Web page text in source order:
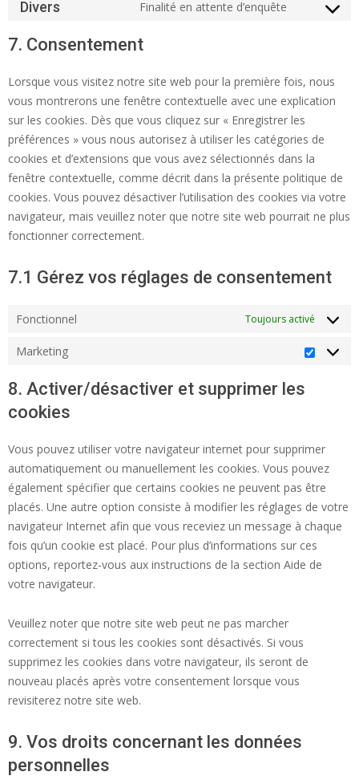
Divers Finalité en attente d’enquête
Consent
7. Consentement
Lorsque vous visitez notre site web pour la première fois, nous
vous montrerons une fenêtre contextuelle avec une explication
sur les cookies. Dès que vous cliquez sur « Enregistrer les
préférences » vous nous autorisez à utiliser les catégories de
cookies et d’extensions que vous avez sélectionnés dans la
fenêtre contextuelle, comme décrit dans la présente politique de
cookies. Vous pouvez désactiver l’utilisation des cookies via votre
navigateur, mais veuillez noter que notre site web pourrait ne plus
fonctionner correctement.
7.1 Gérez vos réglages de consentement
Fonctionnel Toujours activé
Marketing
8. Activer/désactiver et supprimer les
cookies
Vous pouvez utiliser votre navigateur internet pour supprimer
automatiquement ou manuellement les cookies. Vous pouvez
également spécifier que certains cookies ne peuvent pas être
placés. Une autre option consiste à modifier les réglages de votre
navigateur Internet afin que vous receviez un message à chaque
fois qu’un cookie est placé. Pour plus d’informations sur ces
options, reportez-vous aux instructions de la section Aide de
votre navigateur.
Veuillez noter que notre site web peut ne pas marcher
correctement si tous les cookies sont désactivés. Si vous
supprimez les cookies dans votre navigateur, ils seront de
nouveau placés après votre consentement lorsque vous
revisiterez notre site web.
9. Vos droits concernant les données
personnelles